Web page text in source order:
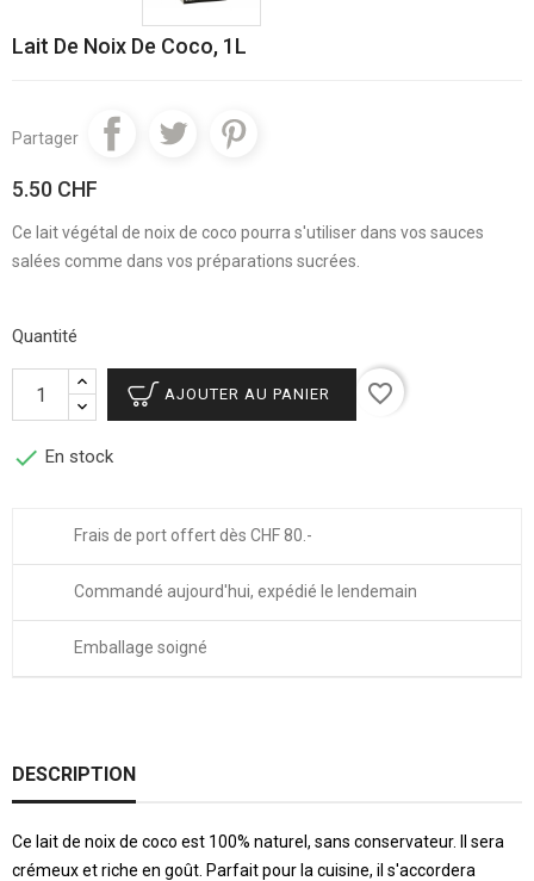
Lait De Noix De Coco, 1L
Partager
5.50 CHF
Ce lait végétal de noix de coco pourra s'utiliser dans vos sauces
salées comme dans vos préparations sucrées.
Quantité
AJOUTER AU PANIER favorite_border
 En stock
Frais de port offert dès CHF 80.-
Commandé aujourd'hui, expédié le lendemain
Emballage soigné
DESCRIPTION
Ce lait de noix de coco est 100% naturel, sans conservateur. Il sera
crémeux et riche en goût. Parfait pour la cuisine, il s'accordera